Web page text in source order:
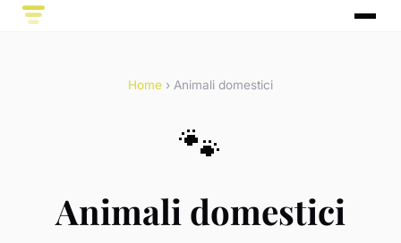
Home › Animali domestici
🐾
Animali domestici